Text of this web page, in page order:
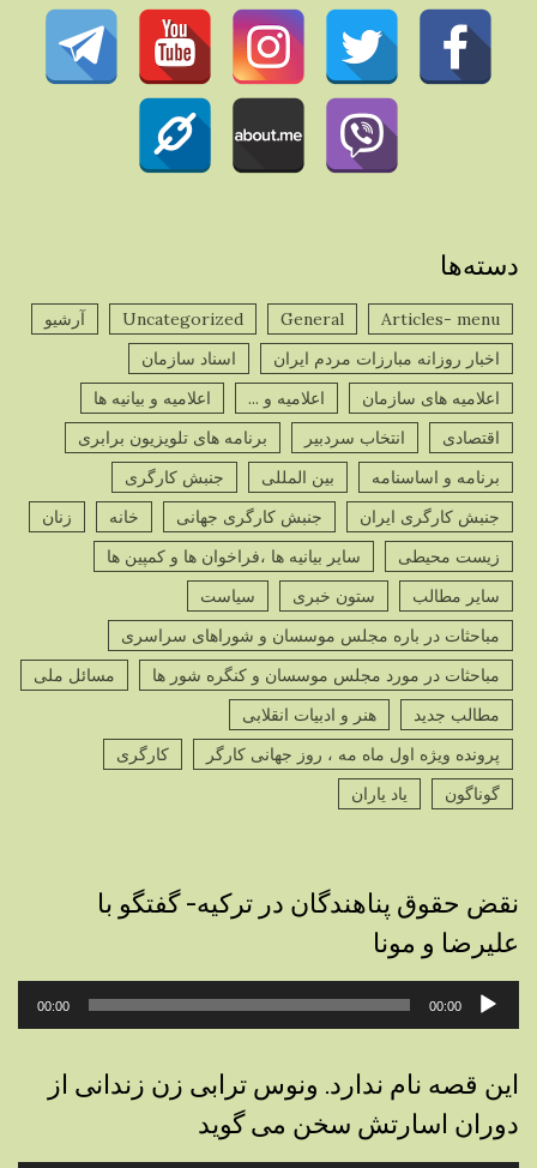
دسته‌ها
Articles- menu
General
Uncategorized
آرشیو
اخبار روزانه مبارزات مردم ایران
اسناد سازمان
اعلامیه های سازمان
اعلامیه و ...
اعلامیه و بیانیه ها
اقتصادی
انتخاب سردبیر
برنامه های تلویزیون برابری
برنامه و اساسنامه
بین المللی
جنبش کارگری
جنبش کارگری ایران
جنبش کارگری جهانی خانه
زنان
زیست محیطی
سایر بیانیه ها ،فراخوان ها و کمپین ها
سایر مطالب
ستون خبری
سیاست
مباحثات در باره مجلس موسسان و شوراهای سراسری
مباحثات در مورد مجلس موسسان و کنگره شور ها
مسائل ملی
مطالب جدید
هنر و ادبیات انقلابی
پرونده ویژه اول ماه مه ، روز جهانی کارگر
کارگری
گوناگون
یاد یاران
نقض حقوق پناهندگان در ترکیه- گفتگو با
علیرضا و مونا
پخش‌کننده
صوت
00:00
00:00
این قصه نام ندارد. ونوس ترابی زن زندانی از
دوران اسارتش سخن می گوید